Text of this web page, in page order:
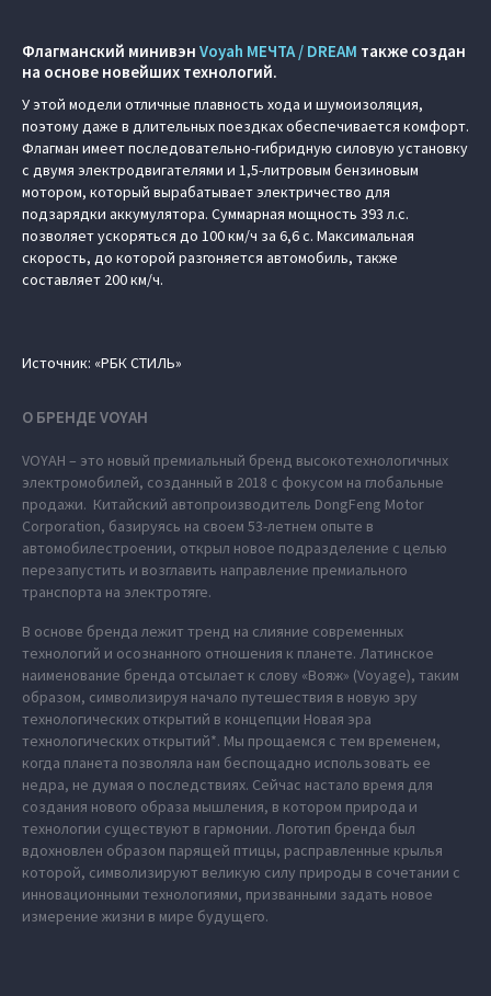
Флагманский минивэн Voyah МЕЧТА / DREAM также создан
на основе новейших технологий.
У этой модели отличные плавность хода и шумоизоляция,
поэтому даже в длительных поездках обеспечивается комфорт.
Флагман имеет последовательно-гибридную силовую установку
с двумя электродвигателями и 1,5-литровым бензиновым
мотором, который вырабатывает электричество для
подзарядки аккумулятора. Суммарная мощность 393 л.с.
позволяет ускоряться до 100 км/ч за 6,6 с. Максимальная
скорость, до которой разгоняется автомобиль, также
составляет 200 км/ч.
Источник: «РБК СТИЛЬ»
О БРЕНДЕ VOYAH
VOYAH – это новый премиальный бренд высокотехнологичных
электромобилей, созданный в 2018 с фокусом на глобальные
продажи. Китайский автопроизводитель DongFeng Motor
Corporation, базируясь на своем 53-летнем опыте в
автомобилестроении, открыл новое подразделение с целью
перезапустить и возглавить направление премиального
транспорта на электротяге.
В основе бренда лежит тренд на слияние современных
технологий и осознанного отношения к планете. Латинское
наименование бренда отсылает к слову «Вояж» (Voyage), таким
образом, символизируя начало путешествия в новую эру
технологических открытий в концепции Новая эра
технологических открытий*. Мы прощаемся с тем временем,
когда планета позволяла нам беспощадно использовать ее
недра, не думая о последствиях. Сейчас настало время для
создания нового образа мышления, в котором природа и
технологии существуют в гармонии. Логотип бренда был
вдохновлен образом парящей птицы, расправленные крылья
которой, символизируют великую силу природы в сочетании с
инновационными технологиями, призванными задать новое
измерение жизни в мире будущего.